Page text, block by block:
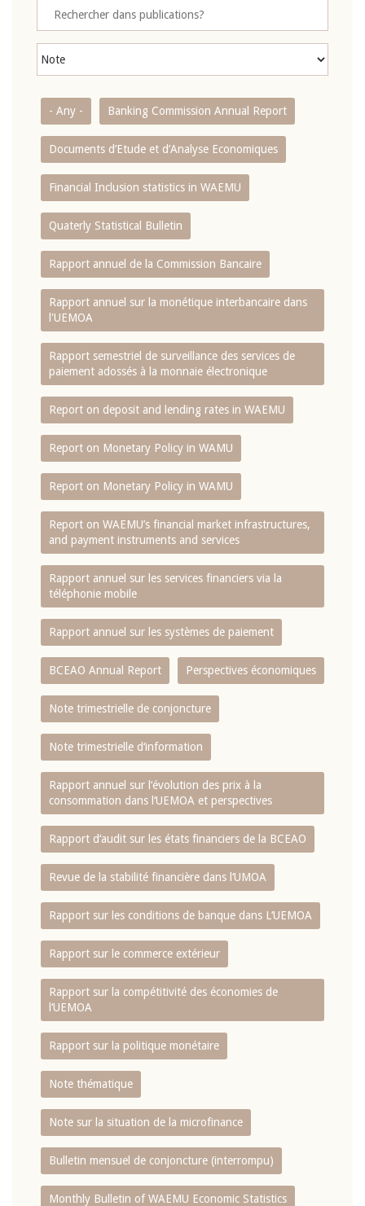
- Any - Banking Commission Annual Report
Documents d’Etude et d’Analyse Economiques
Financial Inclusion statistics in WAEMU
Quaterly Statistical Bulletin
Rapport annuel de la Commission Bancaire
Rapport annuel sur la monétique interbancaire dans
l'UEMOA
Rapport semestriel de surveillance des services de
paiement adossés à la monnaie électronique
Report on deposit and lending rates in WAEMU
Report on Monetary Policy in WAMU
Report on Monetary Policy in WAMU
Report on WAEMU’s financial market infrastructures,
and payment instruments and services
Rapport annuel sur les services financiers via la
téléphonie mobile
Rapport annuel sur les systèmes de paiement
BCEAO Annual Report Perspectives économiques
Note trimestrielle de conjoncture
Note trimestrielle d‘information
Rapport annuel sur l‘évolution des prix à la
consommation dans l‘UEMOA et perspectives
Rapport d‘audit sur les états financiers de la BCEAO
Revue de la stabilité financière dans l‘UMOA
Rapport sur les conditions de banque dans L‘UEMOA
Rapport sur le commerce extérieur
Rapport sur la compétitivité des économies de
l‘UEMOA
Rapport sur la politique monétaire
Note thématique
Note sur la situation de la microfinance
Bulletin mensuel de conjoncture (interrompu)
Monthly Bulletin of WAEMU Economic Statistics